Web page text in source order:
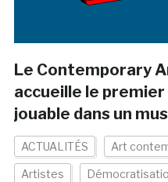
Le Contemporary
accueille le
jouable dans un
ACTUALITÉS Art
Artistes